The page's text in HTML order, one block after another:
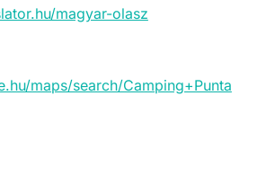
magyar-olasz
maps/search/Camping+Punta